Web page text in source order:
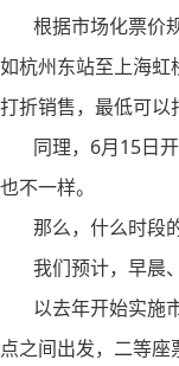
根据市场化票价规
如杭州东站至上海虹
打折销售，最低可以
同理，6月15日开
也不一样。
那么，什么时段的
我们预计，早晨、
以去年开始实施市
点之间出发，二等